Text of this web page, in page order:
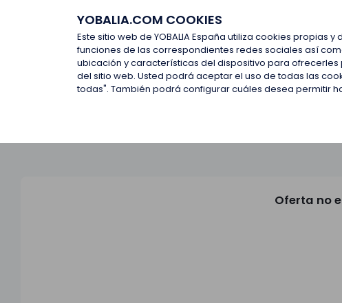
YOBALIA.COM COOKIES
Este sitio web de YOBALIA España utiliza cookies
funciones de las correspondientes redes sociales así
ubicación y características del dispositivo para
del sitio web. Usted podrá aceptar el uso de todas las
todas". También podrá configurar cuáles desea permitir
Últimas ofertas
Últimas ofertas
Oferta no